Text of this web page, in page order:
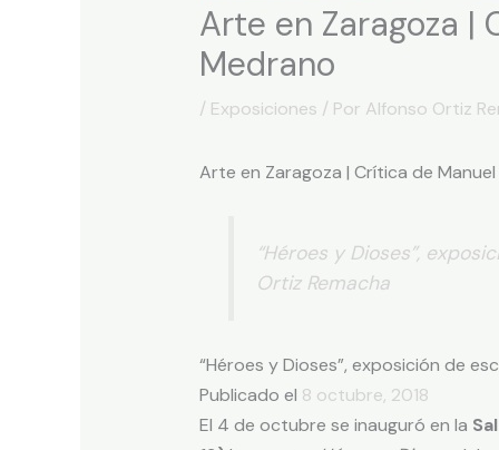
Arte en Zaragoza |
Medrano
/ Exposiciones / Por Alfonso Ortiz
Arte en Zaragoza | Crítica de
“Héroes y Dioses”,
Ortiz Remacha
“Héroes y Dioses”, exposición de
Publicado el 8 octubre, 2018
El 4 de octubre se inauguró en la